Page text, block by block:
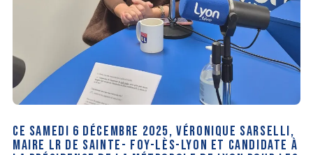
CE SAMEDI 6 DÉCEMBRE 2025, VÉRONIQUE SARSELLI,
MAIRE LR DE SAINTE- FOY-LÈS-LYON ET CANDIDATE À